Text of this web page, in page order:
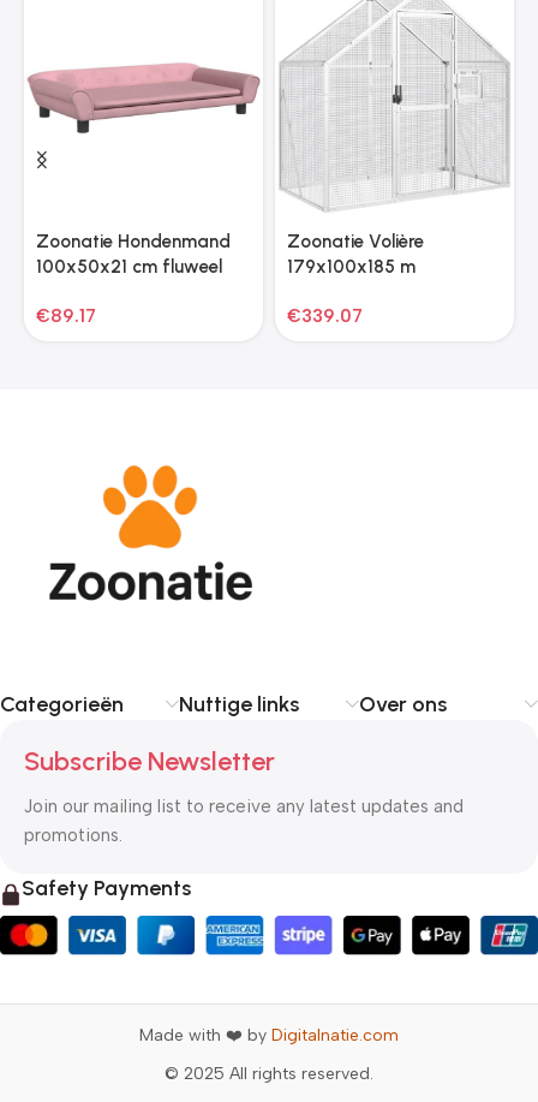
Zoonatie Hondenmand
100x50x21 cm fluweel
€89.17
Zoonatie Volière
179x100x185 m
€339.07
Categorieën Nuttige links Over ons
Subscribe Newsletter
Join our mailing list to receive any latest updates and
promotions.
Safety Payments
Made with ❤️ by Digitalnatie.com
© 2025 All rights reserved.